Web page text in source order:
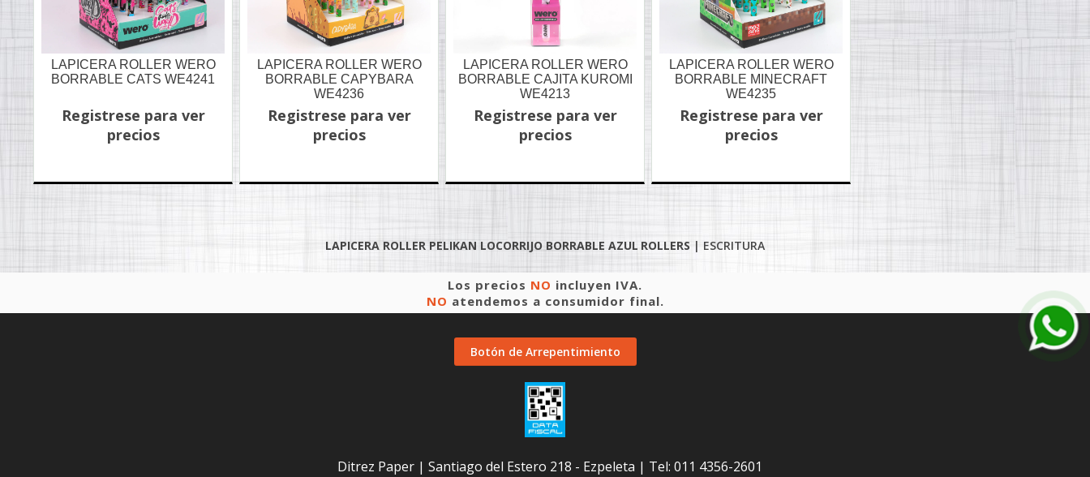
LAPICERA ROLLER WERO
BORRABLE CATS WE4241
Registrese para ver
precios
LAPICERA ROLLER WERO
BORRABLE CAPYBARA
WE4236
Registrese para ver
precios
LAPICERA ROLLER WERO
BORRABLE CAJITA KUROMI
WE4213
Registrese para ver
precios
LAPICERA ROLLER WERO
BORRABLE MINECRAFT
WE4235
Registrese para ver
precios
LAPICERA ROLLER PELIKAN LOCORRIJO BORRABLE AZUL ROLLERS | ESCRITURA
Los precios NO incluyen IVA.
NO atendemos a consumidor final.
Botón de Arrepentimiento
Ditrez Paper | Santiago del Estero 218 - Ezpeleta | Tel: 011 4356-2601